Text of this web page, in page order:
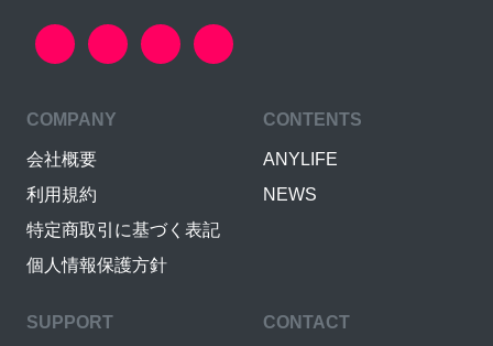
COMPANY
会社概要
利用規約
特定商取引に基づく表記
個人情報保護方針
CONTENTS
ANYLIFE
NEWS
SUPPORT CONTACT